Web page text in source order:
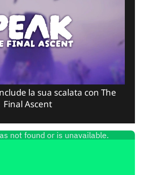
la sua scalata con The
Final Ascent